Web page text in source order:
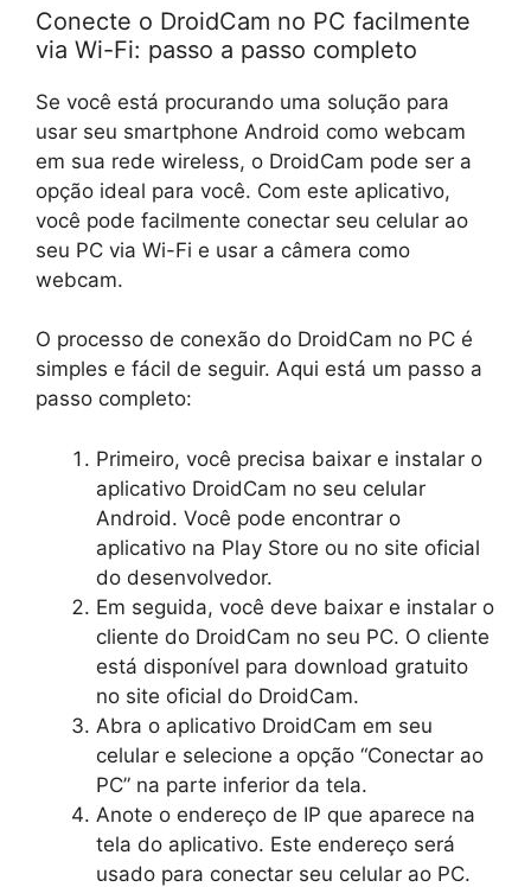
Conecte o DroidCam no PC facilmente
via Wi-Fi: passo a passo completo
Se você está procurando uma solução para
usar seu smartphone Android como webcam
em sua rede wireless, o DroidCam pode ser a
opção ideal para você. Com este aplicativo,
você pode facilmente conectar seu celular ao
seu PC via Wi-Fi e usar a câmera como
webcam.
O processo de conexão do DroidCam no PC é
simples e fácil de seguir. Aqui está um passo a
passo completo:
Primeiro, você precisa baixar e instalar o
aplicativo DroidCam no seu celular
Android. Você pode encontrar o
aplicativo na Play Store ou no site oficial
do desenvolvedor.
Em seguida, você deve baixar e instalar o
cliente do DroidCam no seu PC. O cliente
está disponível para download gratuito
no site oficial do DroidCam.
Abra o aplicativo DroidCam em seu
celular e selecione a opção “Conectar ao
PC” na parte inferior da tela.
Anote o endereço de IP que aparece na
tela do aplicativo. Este endereço será
usado para conectar seu celular ao PC.